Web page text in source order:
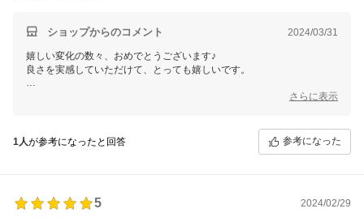
ショップからのコメント 2024/03/31
嬉しい変化の数々、おめでとうございます♪
良さを実感していただけて、とっても嬉しいです。
塗り方ひとつで感じ方や効果が変わりますので、何でも お気軽に ご連
オーロラひとりさんカフェ
さらに表示
1人が参考になったと回答 参考になった
5
2024/02/29